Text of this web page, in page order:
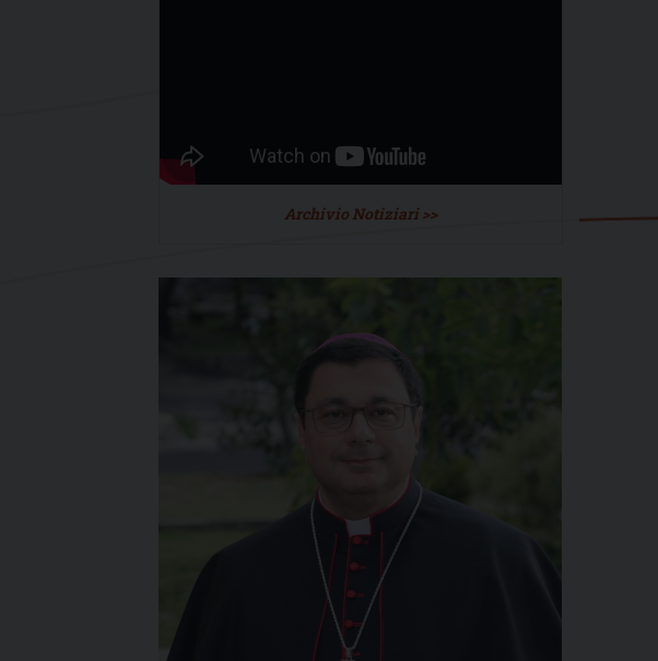
Archivio Notiziari >>